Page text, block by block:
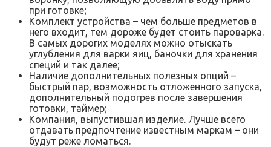
при готовке;
Комплект устройства – чем больше предметов в
него входит, тем дороже будет стоить пароварка.
В самых дорогих моделях можно отыскать
углубления для варки яиц, баночки для хранения
специй и так далее;
Наличие дополнительных полезных опций –
быстрый пар, возможность отложенного запуска,
дополнительный подогрев после завершения
готовки, таймер;
Компания, выпустившая изделие. Лучше всего
отдавать предпочтение известным маркам – они
будут реже ломаться.